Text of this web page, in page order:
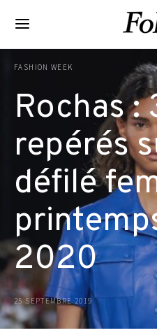
FASHION WEEK
Rochas :
repérés
défilé
2020
25 SEPTEMBRE 2019